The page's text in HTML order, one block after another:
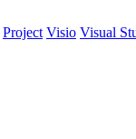
Project Visio Visual